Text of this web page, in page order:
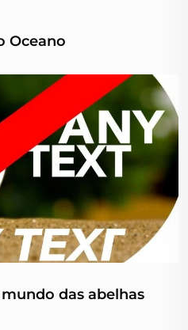
Oceano
das abelhas